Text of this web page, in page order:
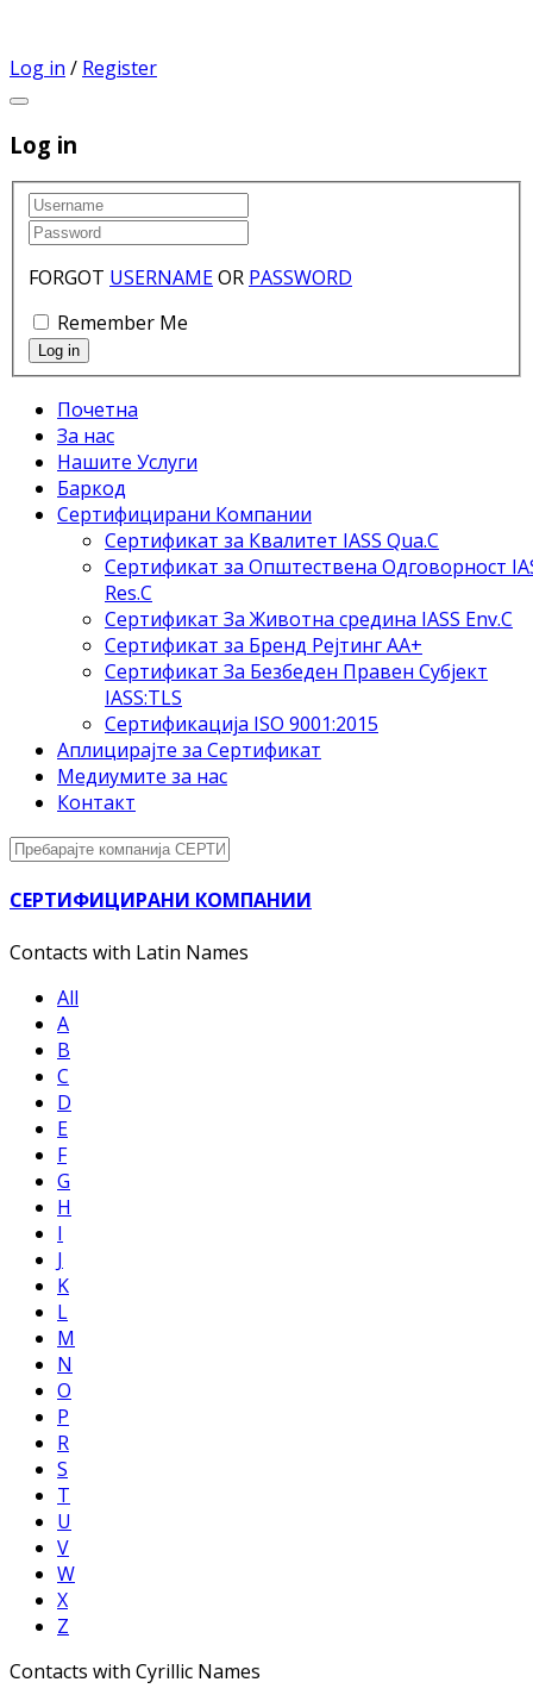
Log in / Register
Log in
FORGOT USERNAMEOR PASSWORD
Remember Me
Почетна
За нас
Нашите Услуги
Баркод
Сертифицирани Компании
Сертификат за Квалитет IASS Qua.C
Сертификат за Општествена Одговорност
Res.C
Сертификат За Животна средина IASS Env.C
Сертификат за Бренд Рејтинг АА+
Сертификат За Безбеден Правен Субјект
IASS:TLS
Сертификација ISO 9001:2015
Аплицирајте за Сертификат
Медиумите за нас
Контакт
СЕРТИФИЦИРАНИ КОМПАНИИ
Contacts with Latin Names
All
A
B
C
D
E
F
G
H
I
J
K
L
M
N
O
P
R
S
T
U
V
W
X
Z
Contacts with Cyrillic Names